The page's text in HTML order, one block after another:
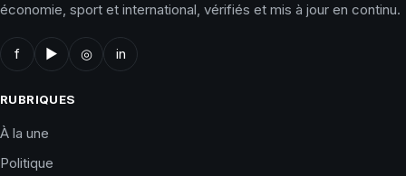
économie, sport et international, vérifiés et mis à jour en continu.
f ▶ ◎ in
RUBRIQUES
À la une
Politique